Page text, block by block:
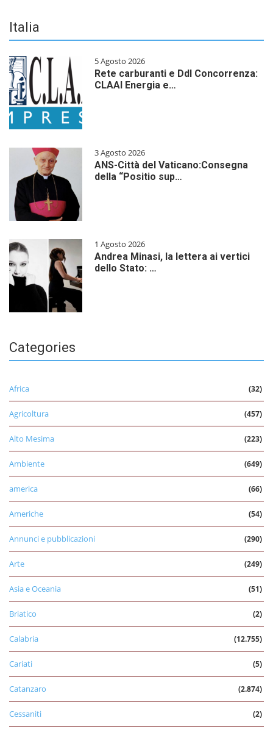
Italia
5 Agosto 2026
Rete carburanti e Ddl Concorrenza:
CLAAI Energia e…
3 Agosto 2026
ANS-Città del Vaticano:Consegna
della “Positio sup…
1 Agosto 2026
Andrea Minasi, la lettera ai vertici
dello Stato: …
Categories
Africa (32)
Agricoltura (457)
Alto Mesima (223)
Ambiente (649)
america (66)
Americhe (54)
Annunci e pubblicazioni (290)
Arte (249)
Asia e Oceania (51)
Briatico (2)
Calabria (12.755)
Cariati (5)
Catanzaro (2.874)
Cessaniti (2)